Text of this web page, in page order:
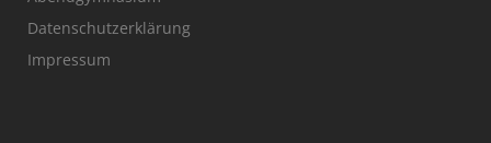
Datenschutzerklärung
Impressum